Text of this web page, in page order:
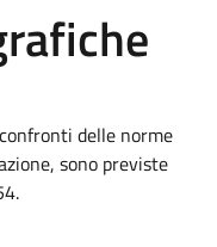
delle norme
sono previste